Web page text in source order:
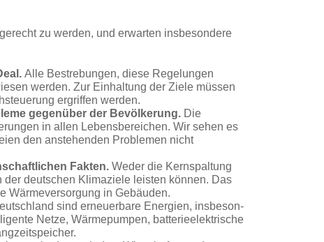
zu werden, und erwarten insbesondere
Alle Bestrebun­gen, diese Regelungen
werden. Zur Einhaltung der Ziele müssen
ergriffen werden.
gegenüber der Bevölkerung. Die
in allen Lebensbereichen. Wir sehen es
den anstehenden Problemen nicht
Fakten. Weder die Kernspaltung
deutschen Klimaziele leisten können. Das
Wärmeversorgung in Gebäuden.
sind erneuerbare Energien, insbeson­
Netze, Wärme­pumpen, batterieelektrische